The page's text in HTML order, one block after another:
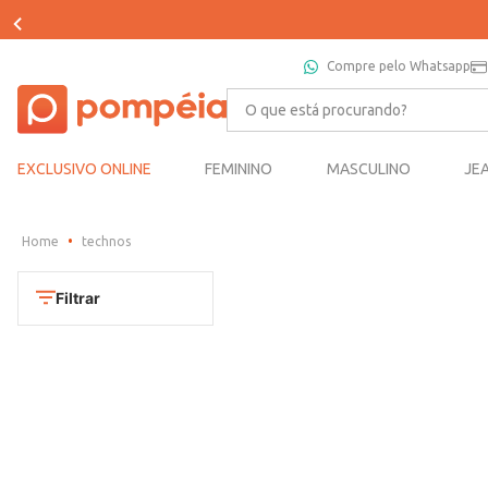
Compre pelo Whatsapp
O que está procurando?
EXCLUSIVO ONLINE FEMININO MASCULINO
technos
Filtrar